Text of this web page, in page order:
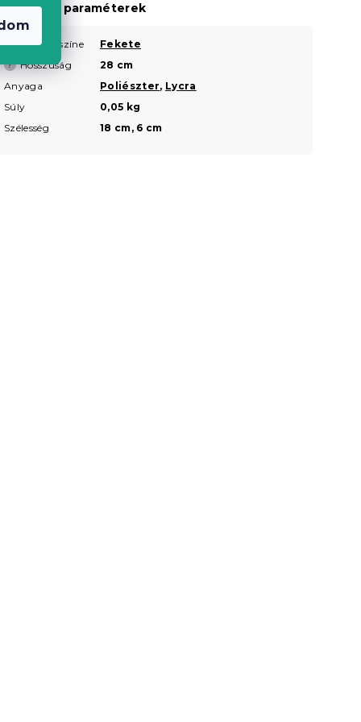
paraméterek
? Termék színe Fekete
? Hosszúság
28 cm
Anyaga
Poliészter, Lycra
Súly
0,05 kg
Szélesség
18 cm, 6 cm